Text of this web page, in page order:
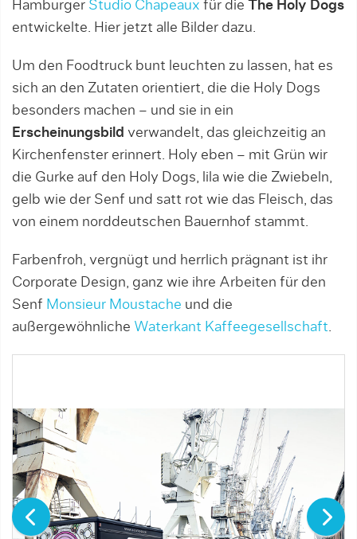
Hamburger Studio Chapeaux für die The Holy Dogs
entwickelte. Hier jetzt alle Bilder dazu.
Um den Foodtruck bunt leuchten zu lassen, hat es
sich an den Zutaten orientiert, die die Holy Dogs
besonders machen – und sie in ein
Erscheinungsbild verwandelt, das gleichzeitig an
Kirchenfenster erinnert. Holy eben – mit Grün wir
die Gurke auf den Holy Dogs, lila wie die Zwiebeln,
gelb wie der Senf und satt rot wie das Fleisch, das
von einem norddeutschen Bauernhof stammt.
Farbenfroh, vergnügt und herrlich prägnant ist ihr
Corporate Design, ganz wie ihre Arbeiten für den
Senf Monsieur Moustache und die
außergewöhnliche Waterkant Kaffeegesellschaft.